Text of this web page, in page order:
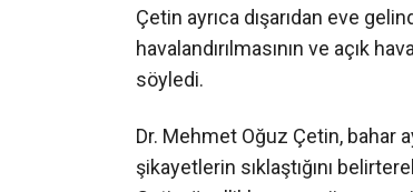
Çetin ayrıca dışarıdan eve
havalandırılmasının ve açık
söyledi.
Dr. Mehmet Oğuz Çetin, bahar
şikayetlerin sıklaştığını